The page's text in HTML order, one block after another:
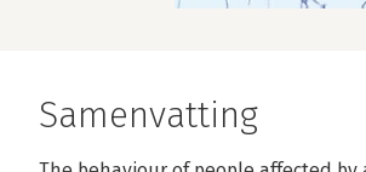
Samenvatting